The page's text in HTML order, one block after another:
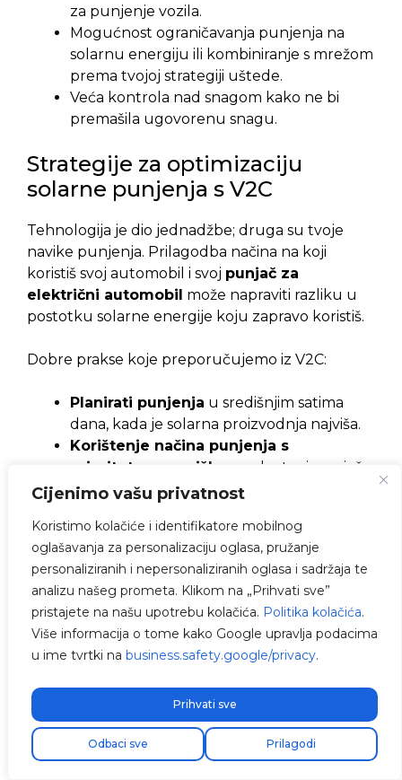
Cijenimo vašu privatnost
Koristimo kolačiće i identifikatore mobilnog
oglašavanja za personalizaciju oglasa, pružanje
personaliziranih i nepersonaliziranih oglasa i sadržaja te
analizu našeg prometa. Klikom na „Prihvati sve”
pristajete na našu upotrebu kolačića. Politika kolačića.
Više informacija o tome kako Google upravlja podacima
u ime tvrtki na business.safety.google/privacy.
Prilagodi
Odbaci sve
Prihvati sve
za punjenje vozila.
Mogućnost ograničavanja punjenja na
solarnu energiju ili kombiniranje s mrežom
prema tvojoj strategiji uštede.
Veća kontrola nad snagom kako ne bi
premašila ugovorenu snagu.
Strategije za optimizaciju
solarne punjenja s V2C
Tehnologija je dio jednadžbe; druga su tvoje
navike punjenja. Prilagodba načina na koji
koristiš svoj automobil i svoj punjač za
električni automobil može napraviti razliku u
postotku solarne energije koju zapravo koristiš.
Dobre prakse koje preporučujemo iz V2C:
Planirati punjenja u središnjim satima
dana, kada je solarna proizvodnja najviša.
Korištenje načina punjenja s
prioritetom na viškove
, ako tvoj punjač
to omogućava.
dostupnu solarnu proizvodnju kako bi se
izbjegli prekidi zbog nedostatka
minimalne snage.
Kombiniranje dnevnog solarno
punjenjasnoćnim punjenjem po
jeftinijoj tarifikada to zahtijevaju
vremenski uvjeti ili godišnje doba.
Na taj način, čak i s prosječnom instalacijom (na
primjer, 3-4 kWp), može se pokriti mnogo dana u
godini uobičajeni putovi samo s fotonaponskom